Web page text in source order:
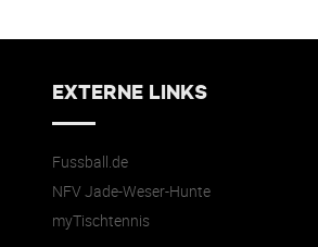
EXTERNE LINKS
Fussball.de
NFV Jade-Weser-Hunte
myTischtennis